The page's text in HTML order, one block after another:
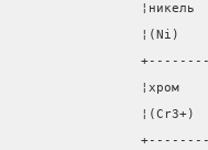
¦никель
¦(Ni)
+----------
¦хром
¦(Cr3+)
+----------